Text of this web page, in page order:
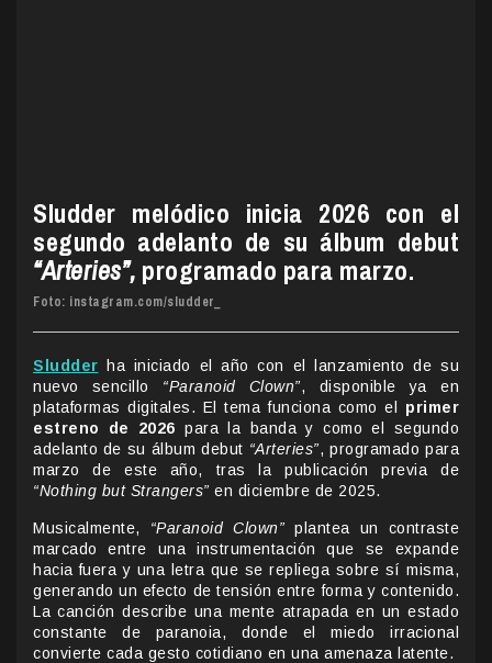
Sludder melódico inicia 2026 con el
segundo adelanto de su álbum debut
“Arteries”, programado para marzo.
Foto: instagram.com/sludder_
Sludder ha iniciado el año con el lanzamiento de su
nuevo sencillo “Paranoid Clown”, disponible ya en
plataformas digitales. El tema funciona como el primer
estreno de 2026 para la banda y como el segundo
adelanto de su álbum debut “Arteries”, programado para
marzo de este año, tras la publicación previa de
“Nothing but Strangers” en diciembre de 2025.
Musicalmente, “Paranoid Clown” plantea un contraste
marcado entre una instrumentación que se expande
hacia fuera y una letra que se repliega sobre sí misma,
generando un efecto de tensión entre forma y contenido.
La canción describe una mente atrapada en un estado
constante de paranoia, donde el miedo irracional
convierte cada gesto cotidiano en una amenaza latente.